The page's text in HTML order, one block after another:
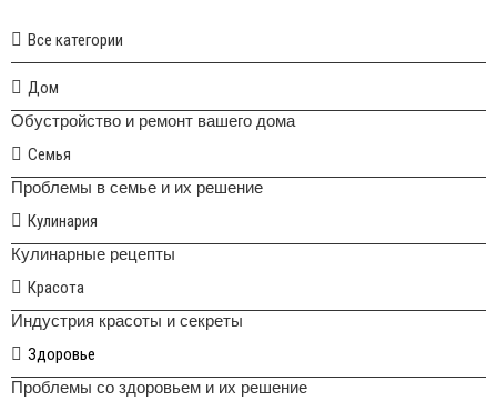
Все категории
Дом
Обустройство и ремонт вашего дома
Семья
Проблемы в семье и их решение
Кулинария
Кулинарные рецепты
Красота
Индустрия красоты и секреты
Здоровье
Проблемы со здоровьем и их решение